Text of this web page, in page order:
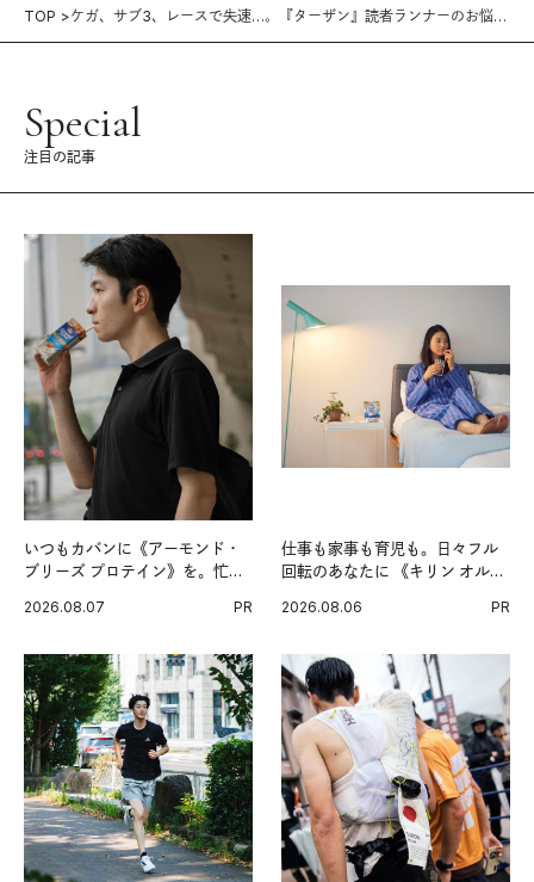
TOP
ケガ、サブ3、レースで失速…。『ターザン』読者ランナーのお悩み
Special
注目の記事
いつもカバンに《アーモンド・
ブリーズ プロテイン》を。忙し
グ習慣。
2026.08.07 PR
仕事も家事も育児も。日々フル
回転のあなたに 《キリン オルニ
2026.08.06 PR